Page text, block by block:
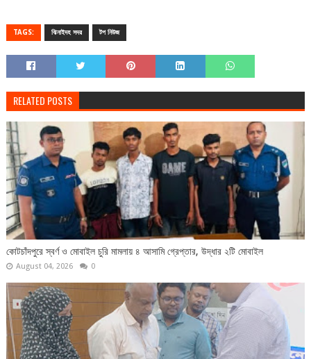
TAGS: ঝিনাইদহ সদর টপ নিউজ
RELATED POSTS
কোটচাঁদপুরে স্বর্ণ ও মোবাইল চুরি মামলায় ৪ আসামি গ্রেপ্তার, উদ্ধার ২টি মোবাইল
August 04, 2026 0